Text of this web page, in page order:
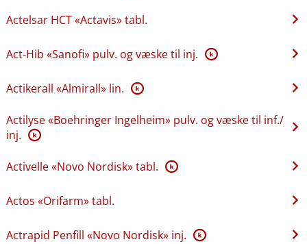
Actelsar HCT «Actavis» tabl.
Act-Hib «Sanofi» pulv. og væske til inj. K
Actikerall «Almirall» lin. K
Actilyse «Boehringer Ingelheim» pulv. og væske til inf.​/​
inj. K
Activelle «Novo Nordisk» tabl. K
Actos «Orifarm» tabl.
Actrapid Penfill «Novo Nordisk» inj. K